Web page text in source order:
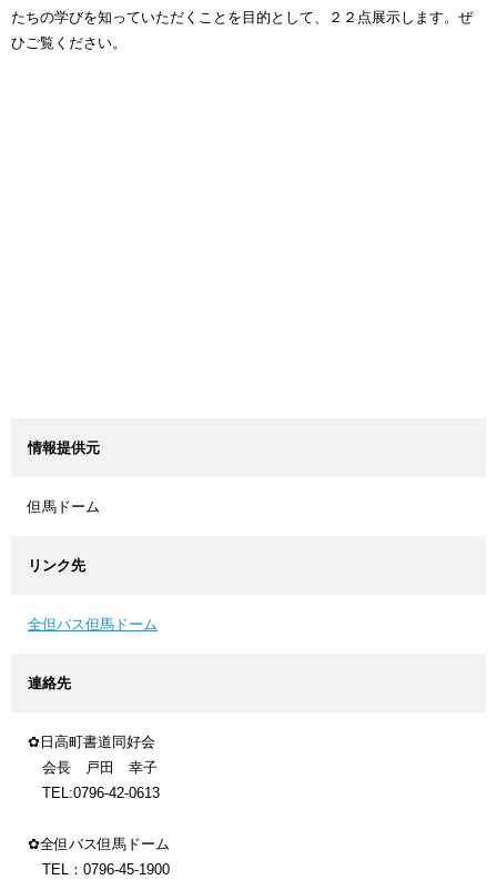
たちの学びを知っていただくことを目的として、２２点展示します。ぜ
ひご覧ください。
情報提供元
但馬ドーム
リンク先
全但バス但馬ドーム
連絡先
✿日高町書道同好会
会長 戸田 幸子
TEL:0796-42-0613
✿全但バス但馬ドーム
TEL：0796-45-1900